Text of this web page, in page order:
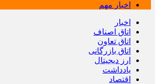
اخبار مهم
اخبار
اتاق اصناف
اتاق تعاون
اتاق بازرگانی
ارز دیجیتال
یادداشت
اقتصاد